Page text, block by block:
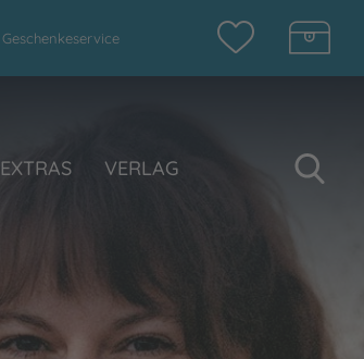
Geschenkeservice
EXTRAS VERLAG